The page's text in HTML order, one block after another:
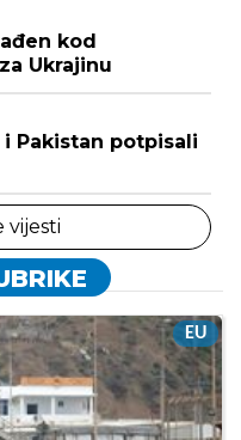
kod
Ukrajinu
i Pakistan potpisali
vijesti
EU